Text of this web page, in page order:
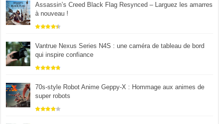
Assassin’s Creed Black Flag Resynced – Larguez les amarres
à nouveau !
Vantrue Nexus Series N4S : une caméra de tableau de bord
qui inspire confiance
70s-style Robot Anime Geppy-X : Hommage aux animes de
super robots